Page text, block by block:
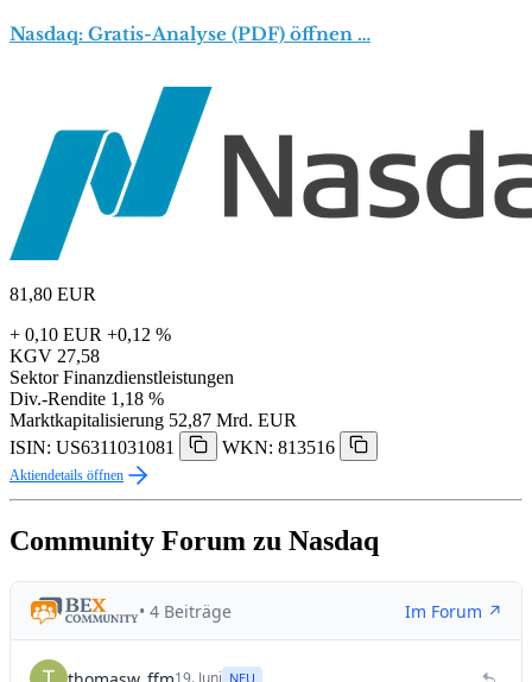
Nasdaq: Gratis-Analyse (PDF) öffnen …
81,80 EUR
+ 0,10 EUR +0,12 %
KGV 27,58
Sektor Finanzdienstleistungen
Div.-Rendite 1,18 %
Marktkapitalisierung 52,87 Mrd. EUR
ISIN: US6311031081
WKN: 813516
Aktiendetails öffnen
Community Forum zu Nasdaq